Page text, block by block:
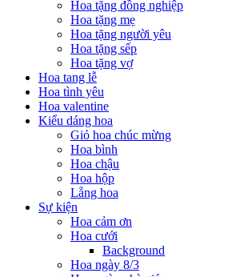
Hoa tặng đồng nghiệp
Hoa tặng mẹ
Hoa tặng người yêu
Hoa tặng sếp
Hoa tặng vợ
Hoa tang lễ
Hoa tình yêu
Hoa valentine
Kiểu dáng hoa
Giỏ hoa chúc mừng
Hoa bình
Hoa chậu
Hoa hộp
Lẵng hoa
Sự kiện
Hoa cảm ơn
Hoa cưới
Background
Hoa ngày 8/3